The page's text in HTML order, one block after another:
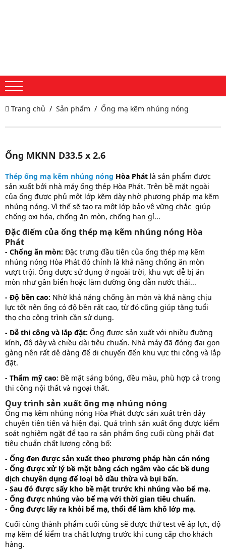
Trang chủ Sản phẩm Ống mạ kẽm nhúng nóng
Ống MKNN D33.5 x 2.6
Thép ống mạ kẽm nhúng nóng Hòa Phát là sản phẩm được
sản xuất bởi nhà máy ống thép Hòa Phát. Trên bề mặt ngoài
của ống được phủ một lớp kẽm dày nhờ phương pháp mạ kẽm
nhúng nóng. Vì thế sẽ tạo ra một lớp bảo vệ vững chắc giúp
chống oxi hóa, chống ăn mòn, chống han gỉ...
Đặc điểm của ống thép mạ kẽm nhúng nóng Hòa
Phát
- Chống ăn mòn: Đặc trưng đầu tiên của ống thép mạ kẽm
nhúng nóng Hòa Phát đó chính là khả năng chống ăn mòn
vượt trội. Ống được sử dụng ở ngoài trời, khu vực dễ bị ăn
mòn như gần biển hoặc làm đường ống dẫn nước thải...
- Độ bền cao: Nhờ khả năng chống ăn mòn và khả năng chịu
lực tốt nên ống có độ bền rất cao, từ đó cũng giúp tăng tuổi
thọ cho công trình cần sử dụng.
- Dễ thi công và lắp đặt: Ống được sản xuất với nhiều đường
kính, độ dày và chiều dài tiêu chuẩn. Nhà máy đã đóng đai gọn
gàng nên rất dễ dàng để di chuyển đến khu vực thi công và lắp
đặt.
- Thẩm mỹ cao: Bề mặt sáng bóng, đều màu, phù hợp cả trong
thi công nội thất và ngoại thất.
Quy trình sản xuất ống mạ nhúng nóng
Ống mạ kẽm nhúng nóng Hòa Phát được sản xuất trên dây
chuyền tiên tiến và hiện đại. Quá trình sản xuất ống được kiểm
soát nghiệm ngặt để tạo ra sản phẩm ống cuối cùng phải đạt
tiêu chuẩn chất lượng công bố:
- Ống đen được sản xuất theo phương pháp hàn cán nóng
- Ống được xử lý bề mặt bằng cách ngâm vào các bề dung
dịch chuyên dụng để loại bỏ dầu thừa và bụi bẩn.
- Sau đó được sấy kho bề mặt trước khi nhúng vào bể mạ.
- Ống được nhúng vào bể mạ với thời gian tiêu chuẩn.
- Ống được lấy ra khỏi bể mạ, thổi để làm khô lớp mạ.
Cuối cùng thành phẩm cuối cùng sẽ được thử test về áp lực, độ
mạ kẽm để kiểm tra chất lượng trước khi cung cấp cho khách
hàng.